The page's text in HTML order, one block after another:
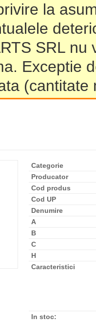
la
SRL
Exceptie
(cantitate
Categorie
Producator
Cod produs
Cod UP
Denumire
A
B
C
H
Caracteristici
In stoc: